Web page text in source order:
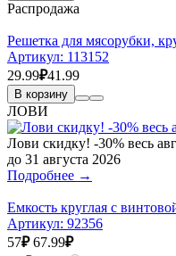
Распродажа
Решетка для мясорубки,
Артикул: 113152
29.99₽41.99
В корзину
ЛОВИ
Лови скидку! -30% весь
до 31 августа 2026
Подробнее →
Емкость круглая с
Артикул: 92356
57₽ 67.99₽